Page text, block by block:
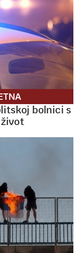
bolnici s
život